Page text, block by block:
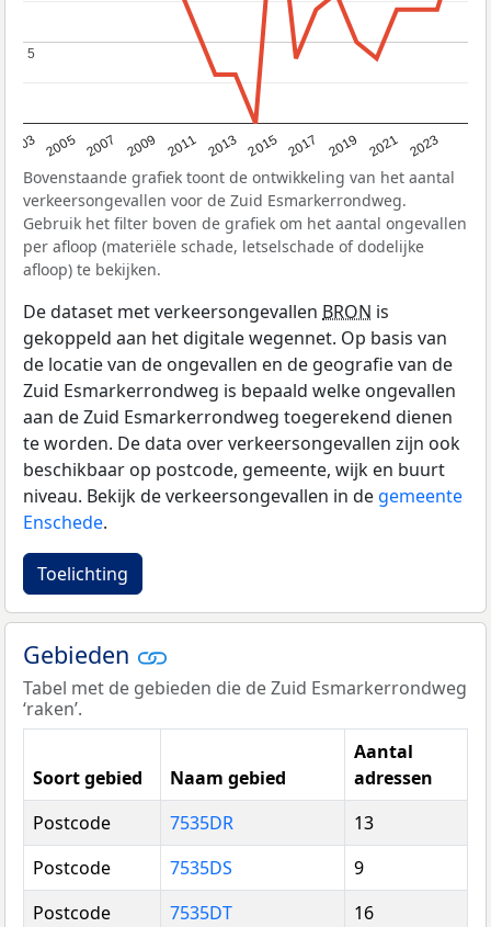
2003 2005 2007 2009 2011 2013 2015 2017 2019 2021 2023
5
5
Bovenstaande grafiek toont de ontwikkeling van het aantal
verkeersongevallen voor de Zuid Esmarkerrondweg.
Gebruik het filter boven de grafiek om het aantal ongevallen
per afloop (materiële schade, letselschade of dodelijke
afloop) te bekijken.
De dataset met verkeersongevallen BRON is
gekoppeld aan het digitale wegennet. Op basis van
de locatie van de ongevallen en de geografie van de
Zuid Esmarkerrondweg is bepaald welke ongevallen
aan de Zuid Esmarkerrondweg toegerekend dienen
te worden. De data over verkeersongevallen zijn ook
beschikbaar op postcode, gemeente, wijk en buurt
niveau. Bekijk de verkeersongevallen in de gemeente
Enschede.
Toelichting
Gebieden
Tabel met de gebieden die de Zuid Esmarkerrondweg
‘raken’.
Soort gebied Naam gebied
Aantal
adressen
Postcode
7535DR
13
Postcode
7535DS
9
Postcode
7535DT
16